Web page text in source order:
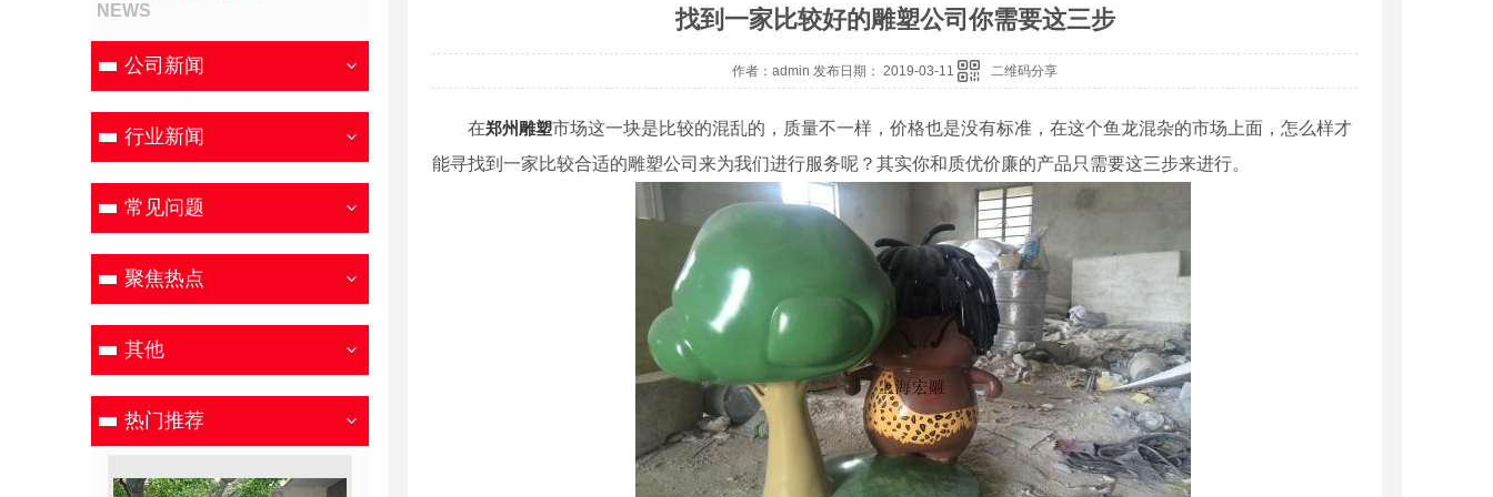
NEWS
公司新闻
行业新闻
常见问题
聚焦热点
其他
热门推荐
找到一家比较好的雕塑公司你需要这三步
作者：admin 发布日期： 2019-03-11 二维码分享
在郑州雕塑市场这一块是比较的混乱的，质量不一样，价格也是没有标准，在这个鱼龙混杂的市场上面，怎么样才
能寻找到一家比较合适的雕塑公司来为我们进行服务呢？其实你和质优价廉的产品只需要这三步来进行。